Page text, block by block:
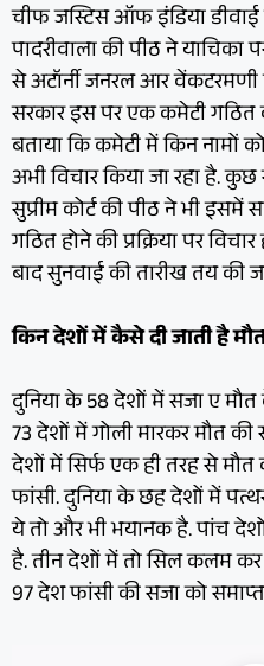
चीफ जस्टिस ऑफ इंडिया
पादरीवाला की पीठ ने
से अटॉर्नी जनरल आर वेंकटरमणी
सरकार इस पर एक कमेटी गठित
बताया कि कमेटी में किन नामों
अभी विचार किया जा रहा है.
सुप्रीम कोर्ट की पीठ ने भी
गठित होने की प्रक्रिया पर
बाद सुनवाई की तारीख तय की
किन देशों में कैसे दी जाती है
दुनिया के 58 देशों में सजा ए
73 देशों में गोली मारकर मौत की
देशों में सिर्फ एक ही तरह से
फांसी. दुनिया के छह देशों में
ये तो और भी भयानक है. पांच
है. तीन देशों में तो सिल कलम
97 देश फांसी की सजा को